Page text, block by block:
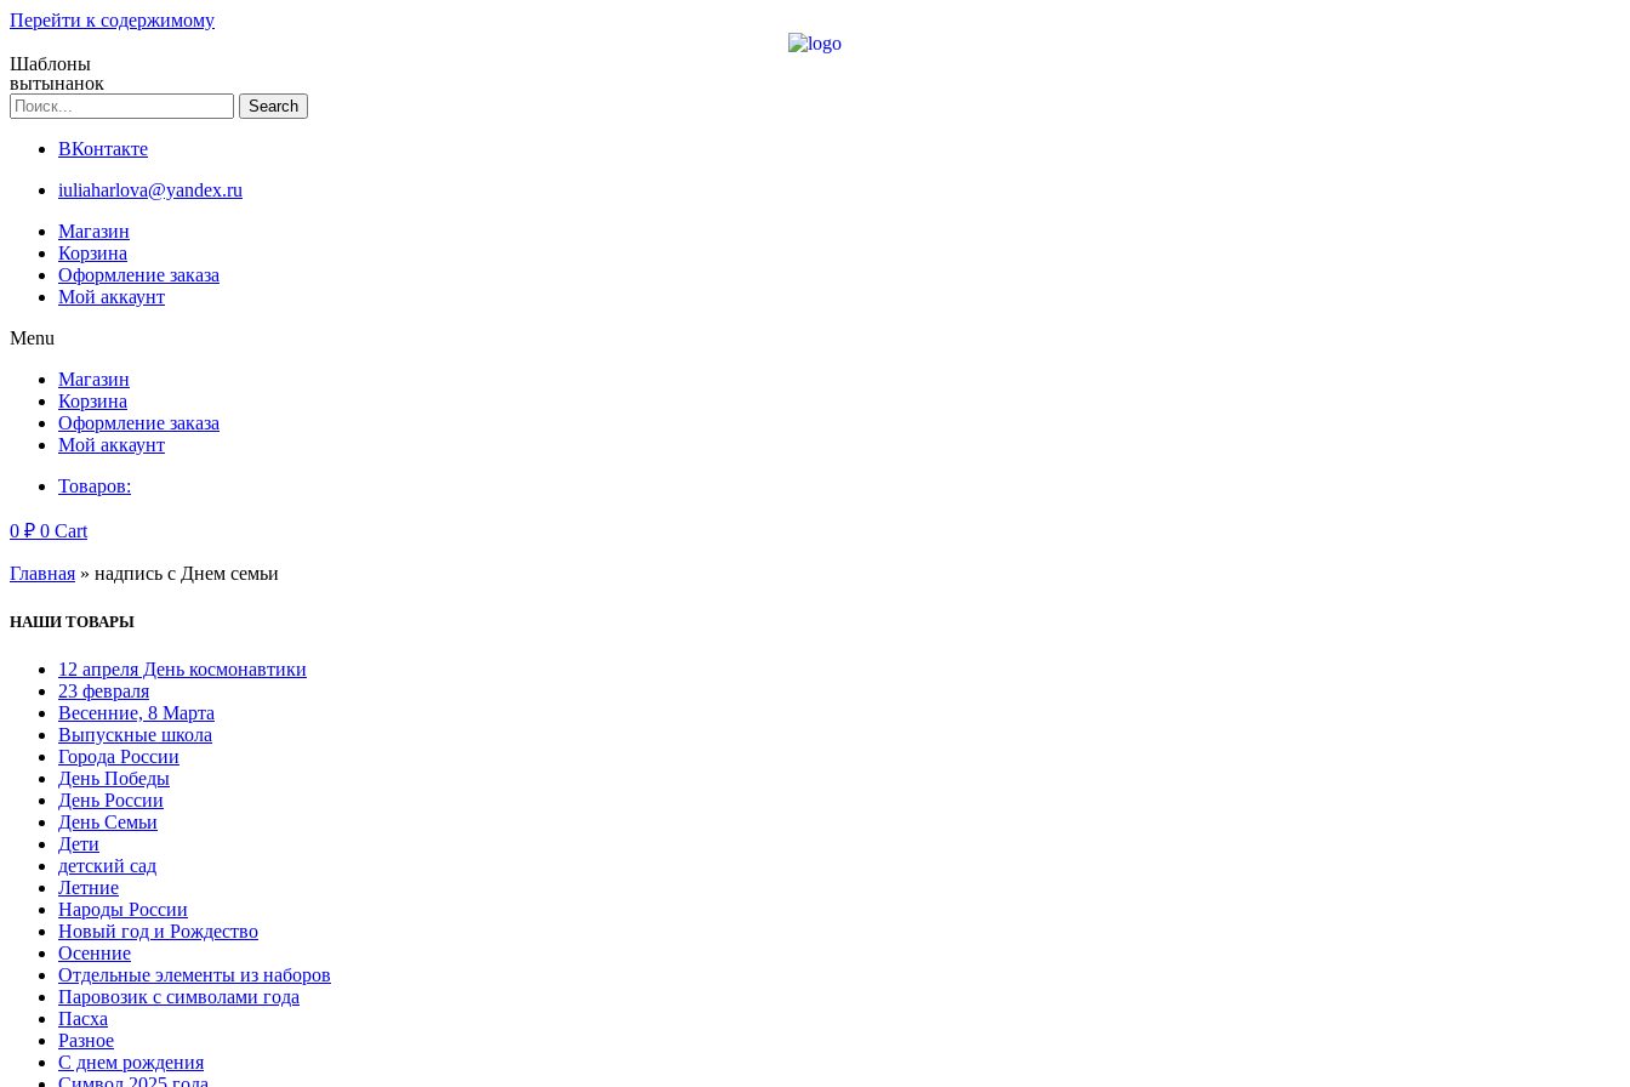
Перейти к содержимому
Шаблоны
вытынанок
Search
ВКонтакте
iuliaharlova@yandex.ru
Магазин
Корзина
Оформление заказа
Мой аккаунт
Menu
Магазин
Корзина
Оформление заказа
Мой аккаунт
Товаров:
0 ₽ 0 Cart
Главная » надпись с Днем семьи
НАШИ ТОВАРЫ
12 апреля День космонавтики
23 февраля
Весенние, 8 Марта
Выпускные школа
Города России
День Победы
День России
День Семьи
Дети
детский сад
Летние
Народы России
Новый год и Рождество
Осенние
Отдельные элементы из наборов
Паровозик с символами года
Пасха
Разное
С днем рождения